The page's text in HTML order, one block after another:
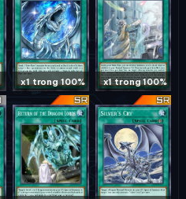
x1 trong 100% x1 trong 100%